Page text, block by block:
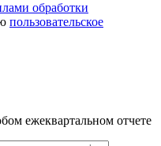
обработки
пользовательское
ежеквартальном отчете